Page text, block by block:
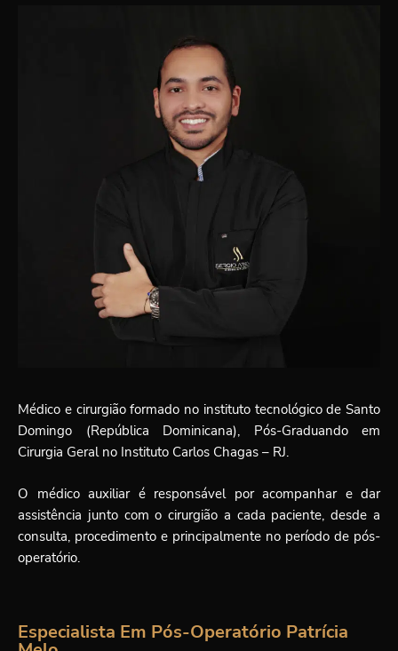
Médico e cirurgião formado no instituto tecnológico de Santo
Domingo (República Dominicana), Pós-Graduando em
Cirurgia Geral no Instituto Carlos Chagas – RJ.
O médico auxiliar é responsável por acompanhar e dar
assistência junto com o cirurgião a cada paciente, desde a
consulta, procedimento e principalmente no período de pós-
operatório.
Especialista Em Pós-Operatório Patrícia